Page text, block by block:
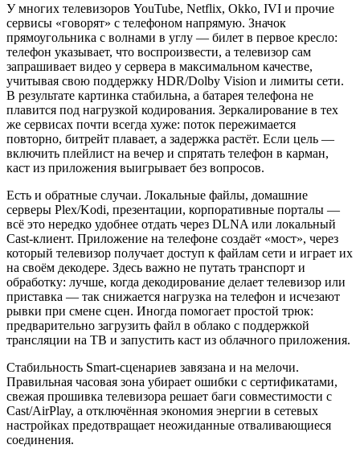
У многих телевизоров YouTube, Netflix, Okko, IVI и прочие
сервисы «говорят» с телефоном напрямую. Значок
прямоугольника с волнами в углу — билет в первое кресло:
телефон указывает, что воспроизвести, а телевизор сам
запрашивает видео у сервера в максимальном качестве,
учитывая свою поддержку HDR/Dolby Vision и лимиты сети.
В результате картинка стабильна, а батарея телефона не
плавится под нагрузкой кодирования. Зеркалирование в тех
же сервисах почти всегда хуже: поток пережимается
повторно, битрейт плавает, а задержка растёт. Если цель —
включить плейлист на вечер и спрятать телефон в карман,
каст из приложения выигрывает без вопросов.
Есть и обратные случаи. Локальные файлы, домашние
серверы Plex/Kodi, презентации, корпоративные порталы —
всё это нередко удобнее отдать через DLNA или локальный
Cast‑клиент. Приложение на телефоне создаёт «мост», через
который телевизор получает доступ к файлам сети и играет их
на своём декодере. Здесь важно не путать транспорт и
обработку: лучше, когда декодирование делает телевизор или
приставка — так снижается нагрузка на телефон и исчезают
рывки при смене сцен. Иногда помогает простой трюк:
предварительно загрузить файл в облако с поддержкой
трансляции на ТВ и запустить каст из облачного приложения.
Стабильность Smart‑сценариев завязана и на мелочи.
Правильная часовая зона убирает ошибки с сертификатами,
свежая прошивка телевизора решает баги совместимости с
Cast/AirPlay, а отключённая экономия энергии в сетевых
настройках предотвращает неожиданные отваливающиеся
соединения.